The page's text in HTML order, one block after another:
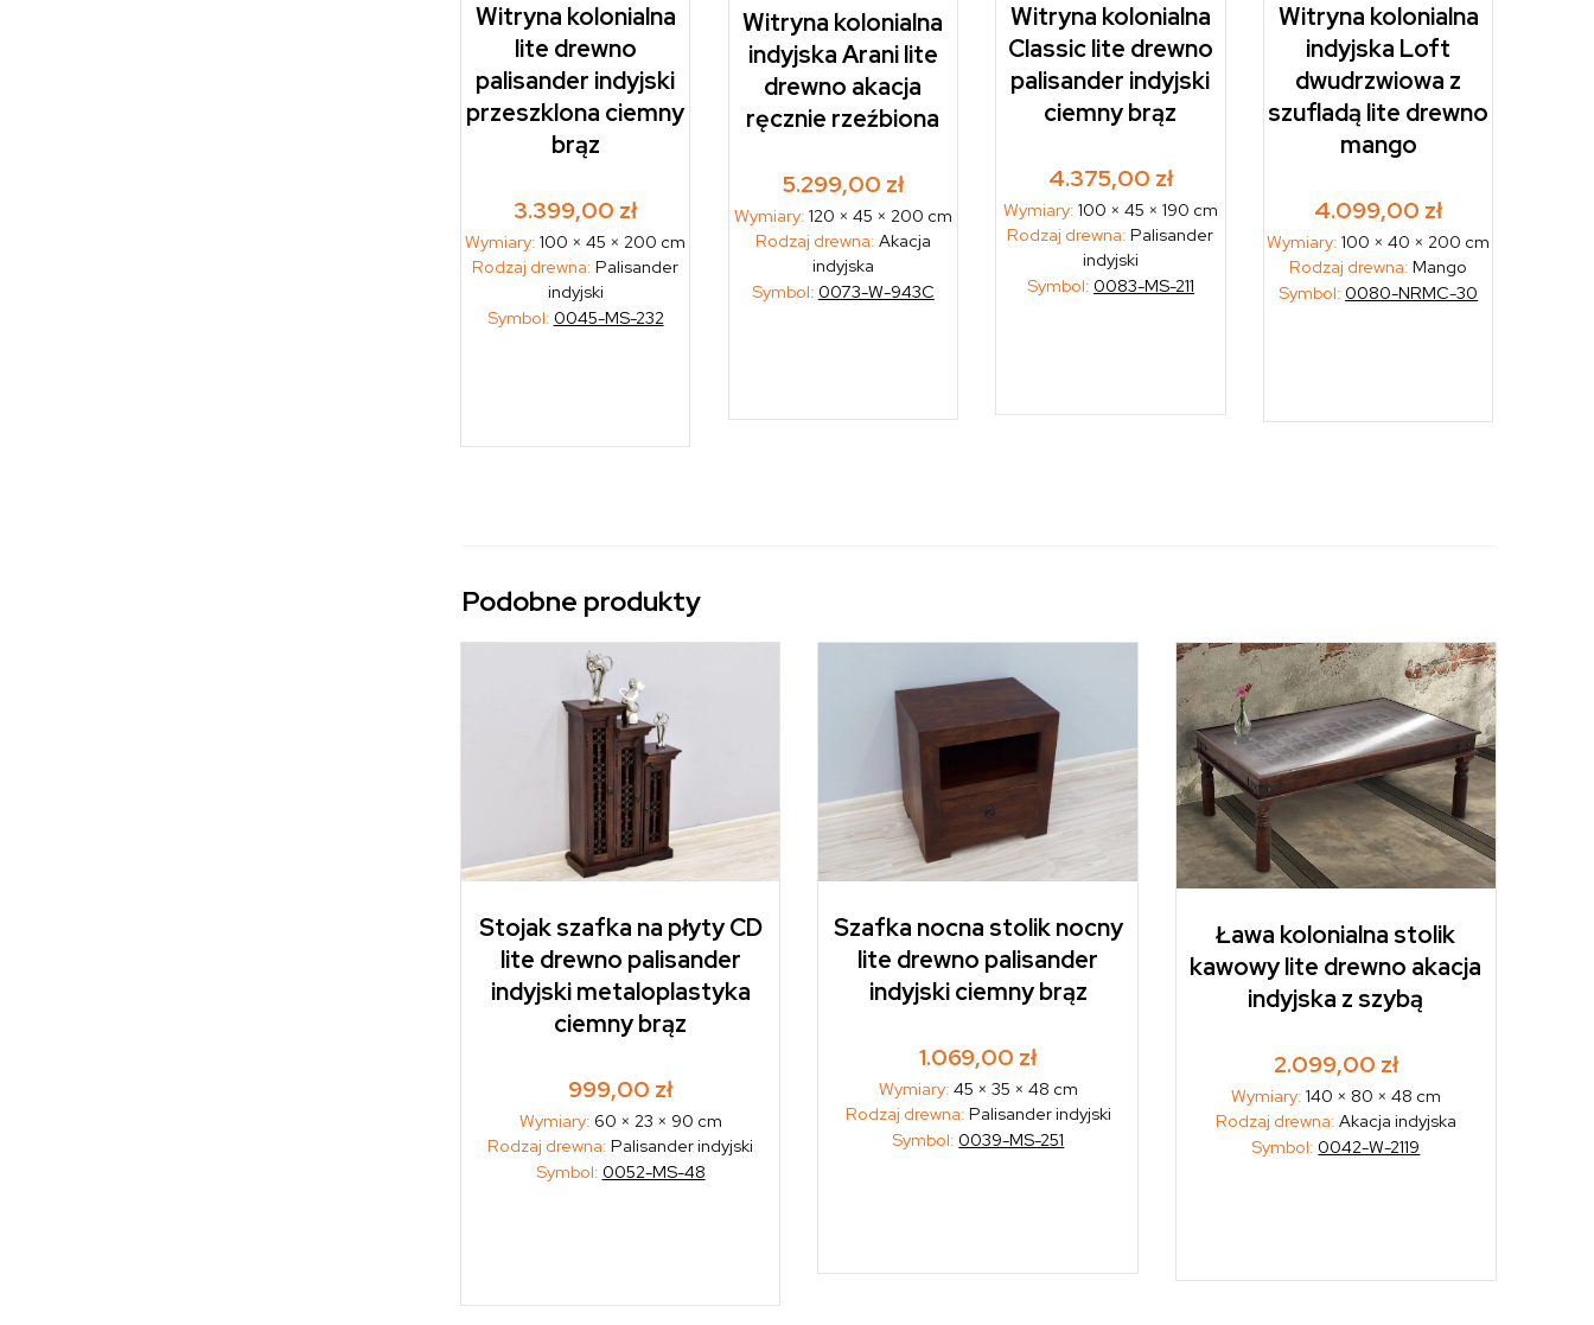
Witryna kolonialna
lite drewno
palisander indyjski
przeszklona ciemny
brąz
3.399,00 zł
Wymiary:100 × 45 × 200 cm
Rodzaj drewna: Palisander
indyjski
Symbol: 0045-MS-232
Witryna kolonialna
indyjska Arani lite
drewno akacja
ręcznie rzeźbiona
5.299,00 zł
Wymiary: 120 × 45 × 200 cm
Rodzaj drewna: Akacja
indyjska
Symbol: 0073-W-943C
Witryna kolonialna
Classic lite drewno
palisander indyjski
ciemny brąz
4.375,00 zł
Wymiary: 100 × 45 × 190 cm
Rodzaj drewna: Palisander
indyjski
Symbol: 0083-MS-211
Witryna kolonialna
indyjska Loft
dwudrzwiowa z
szufladą lite drewno
mango
4.099,00 zł
Wymiary:100 × 40 × 200 cm
Rodzaj drewna: Mango
Symbol: 0080-NRMC-30
Podobne produkty
Stojak szafka na płyty CD
lite drewno palisander
indyjski metaloplastyka
ciemny brąz
999,00 zł
Wymiary: 60 × 23 × 90 cm
Rodzaj drewna: Palisander indyjski
Symbol: 0052-MS-48
Szafka nocna stolik nocny
lite drewno palisander
indyjski ciemny brąz
1.069,00 zł
Wymiary: 45 × 35 × 48 cm
Rodzaj drewna: Palisander indyjski
Symbol: 0039-MS-251
Ława kolonialna stolik
kawowy lite drewno akacja
indyjska z szybą
2.099,00 zł
Wymiary: 140 × 80 × 48 cm
Rodzaj drewna: Akacja indyjska
Symbol: 0042-W-2119